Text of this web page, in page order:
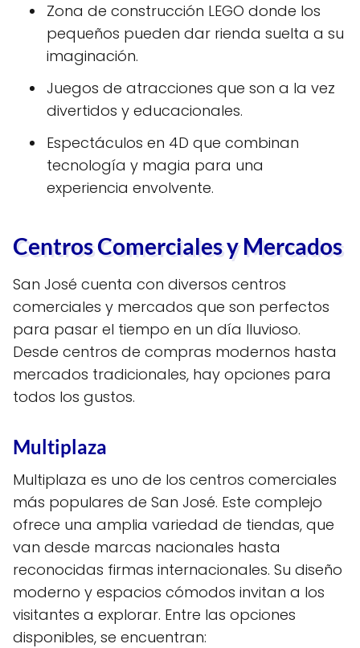
Zona de construcción LEGO donde los
pequeños pueden dar rienda suelta a su
imaginación.
Juegos de atracciones que son a la vez
divertidos y educacionales.
Espectáculos en 4D que combinan
tecnología y magia para una
experiencia envolvente.
Centros Comerciales y Mercados
San José cuenta con diversos centros
comerciales y mercados que son perfectos
para pasar el tiempo en un día lluvioso.
Desde centros de compras modernos hasta
mercados tradicionales, hay opciones para
todos los gustos.
Multiplaza
Multiplaza es uno de los centros comerciales
más populares de San José. Este complejo
ofrece una amplia variedad de tiendas, que
van desde marcas nacionales hasta
reconocidas firmas internacionales. Su diseño
moderno y espacios cómodos invitan a los
visitantes a explorar. Entre las opciones
disponibles, se encuentran: